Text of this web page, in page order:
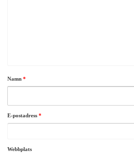
Namn *
E-postadress *
Webbplats